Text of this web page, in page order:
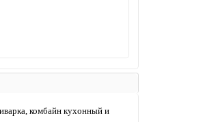
комбайн кухонный и